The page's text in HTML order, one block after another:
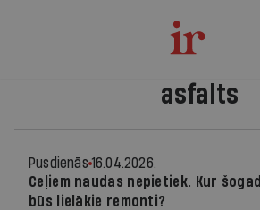
asfalts
Pusdienās 16.04.2026.
Ceļiem naudas nepietiek. Kur šogad
būs lielākie remonti?